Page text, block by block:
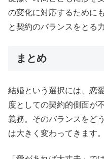
の変化に対応するために
と契約のバランスをとる
まとめ
結婚という選択には、恋
度としての契約的側面が
義務。そのバランスをど
は大きく変わってきます。